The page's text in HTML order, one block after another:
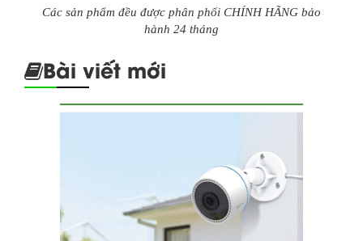
Các sản phẩm đều được phân phối CHÍNH HÃNG bảo
hành 24 tháng
Bài viết mới